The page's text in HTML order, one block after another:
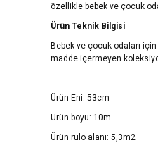
özellikle bebek ve çocuk
Ürün Teknik Bilgisi
Bebek ve çocuk odaları
madde içermeyen
Ürün Eni: 53cm
Ürün boyu: 10m
Ürün rulo alanı: 5,3m2